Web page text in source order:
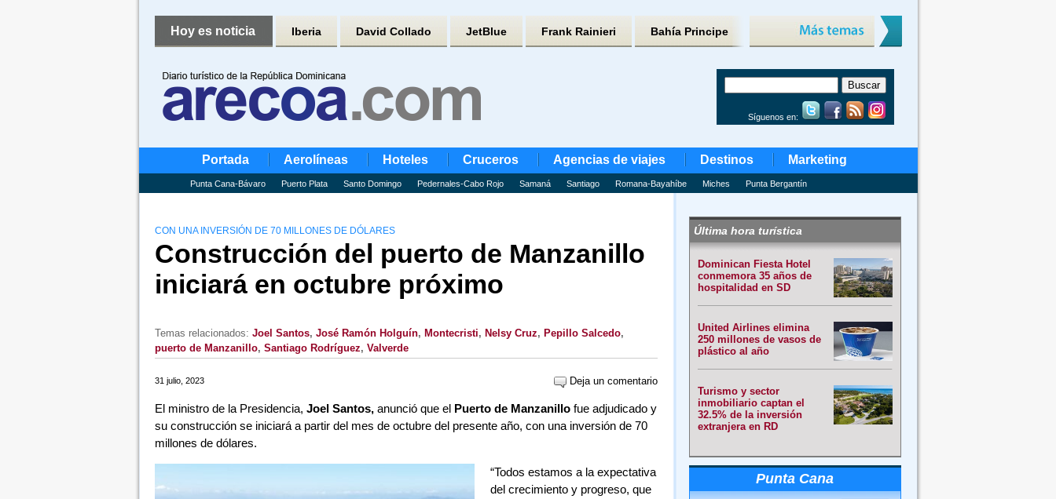
Hoy es noticia Iberia David Collado JetBlue Frank Rainieri Bahía Principe
Síguenos en:
Portada Aerolíneas Hoteles Cruceros Agencias de viajes Destinos Marketing
Punta Cana-Bávaro Puerto Plata Santo Domingo Pedernales-Cabo Rojo Samaná Santiago Romana-Bayahíbe Miches Punta Bergantín
CON UNA INVERSIÓN DE 70 MILLONES DE DÓLARES
Construcción del puerto de Manzanillo
iniciará en octubre próximo
Temas relacionados: Joel Santos, José Ramón Holguín, Montecristi, Nelsy Cruz, Pepillo Salcedo,
puerto de Manzanillo, Santiago Rodríguez, Valverde
31 julio, 2023 Deja un comentario
El ministro de la Presidencia, Joel Santos,anunció que el Puerto de Manzanillofue adjudicado y
su construcción se iniciará a partir del mes de octubre del presente año, con una inversión de 70
millones de dólares.
“Todos estamos a la expectativa
del crecimiento y progreso, que
Última hora turística
Dominican Fiesta Hotel
conmemora 35 años de
hospitalidad en SD
United Airlines elimina
250 millones de vasos de
plástico al año
Turismo y sector
inmobiliario captan el
32.5% de la inversión
extranjera en RD
Punta Cana